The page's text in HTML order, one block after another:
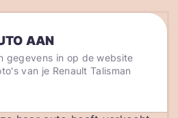
AAN
gegevens in op de website
van je Renault Talisman